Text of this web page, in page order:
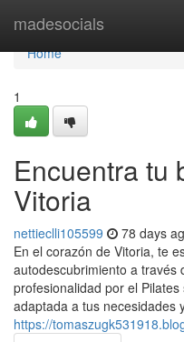
madesocials
Home
Home
1
Encuentra tu
Vitoria
nettieclli105599 78 days
En el corazón de Vitoria, te
autodescubrimiento a través
profesionalidad por el
adaptada a tus necesidades
https://